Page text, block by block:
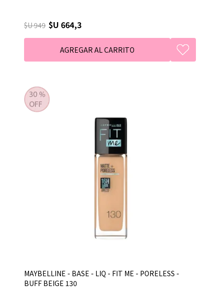
$U 949 $U 664,3
MAYBELLINE - BASE - LIQ - FIT ME - PORELESS -
BUFF BEIGE 130